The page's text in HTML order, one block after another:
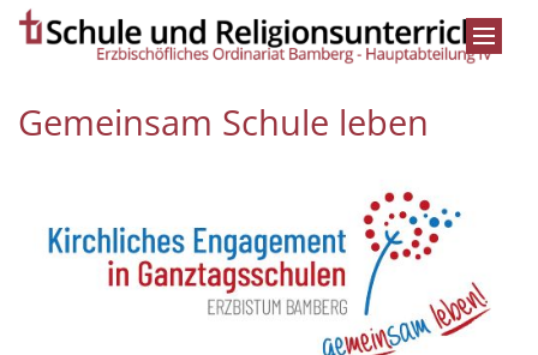
Zum Inhalt springen
Gemeinsam Schule leben